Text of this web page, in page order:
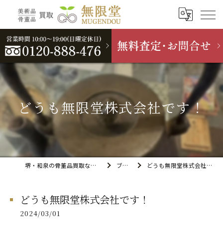
どうも無限堂株式会社です！
堺・和泉の骨董品買取なら無限堂 ブログ どうも無限堂株式会社です！
どうも無限堂株式会社です！
2024/03/01